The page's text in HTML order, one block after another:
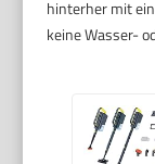
hinterher mit
keine Wasser-